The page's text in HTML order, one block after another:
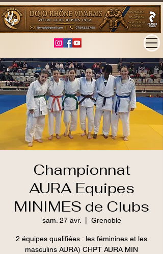
Championnat
AURA Equipes
MINIMES de Clubs
sam. 27 avr. Grenoble
2 équipes qualifiées : les féminines et les
masculins AURA) CHPT AURA MIN